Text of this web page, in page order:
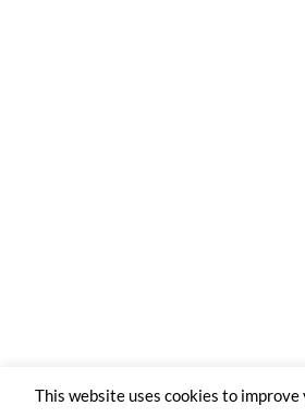
This website uses cookies to